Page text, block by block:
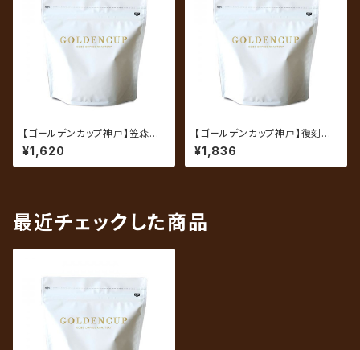
【ゴールデンカップ神戸】笠森ブ
レンド 200g（約20杯分）
¥1,620
【ゴールデンカップ神戸】復刻ブ
レンド 200g（約20杯分）
¥1,836
最近チェックした商品